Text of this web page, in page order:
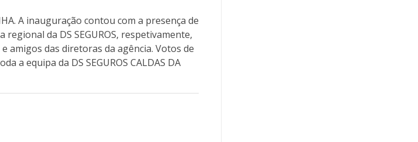
A inauguração contou com a presença de
da DS SEGUROS, respetivamente,
amigos das diretoras da agência. Votos de
a equipa da DS SEGUROS CALDAS DA